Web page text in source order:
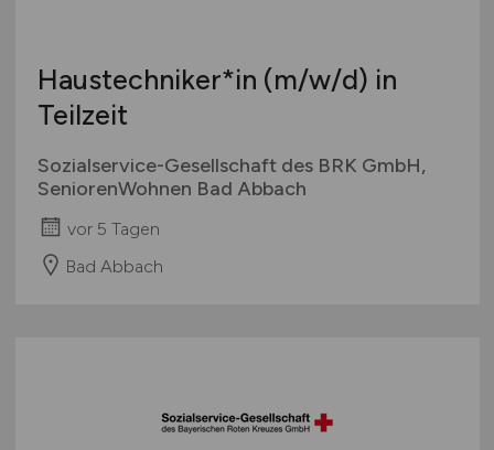
Haustechniker*in (m/w/d) in
Teilzeit
Sozialservice-Gesellschaft des BRK GmbH,
SeniorenWohnen Bad Abbach
vor 5 Tagen
Bad Abbach